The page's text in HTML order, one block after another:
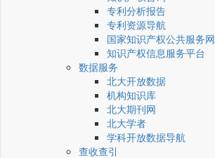
专利分析报告
专利资源导航
国家知识产权公共服务网
知识产权信息服务平台
数据服务
北大开放数据
机构知识库
北大期刊网
北大学者
学科开放数据导航
查收查引